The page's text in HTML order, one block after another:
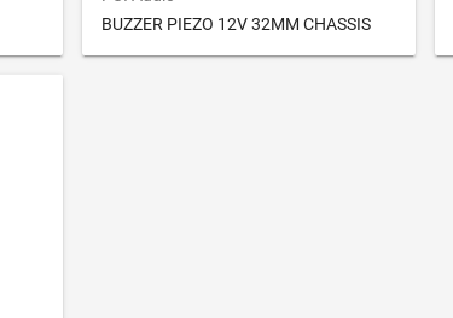
BUZZER PIEZO 12V 32MM CHASSIS